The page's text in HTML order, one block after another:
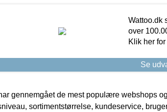
Wattoo.dk
over
Klik her
Se
gennemgået de mest populære webshops
sortimentstørrelse, kundeservice,